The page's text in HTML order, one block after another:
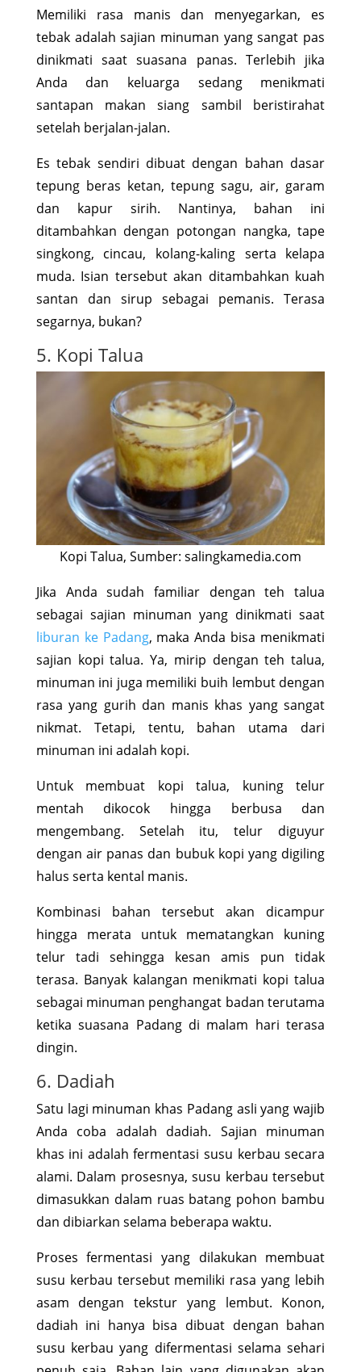
Memiliki rasa manis dan menyegarkan, es
tebak adalah sajian minuman yang sangat pas
dinikmati saat suasana panas. Terlebih jika
Anda dan keluarga sedang menikmati
santapan makan siang sambil beristirahat
setelah berjalan-jalan.
Es tebak sendiri dibuat dengan bahan dasar
tepung beras ketan, tepung sagu, air, garam
dan kapur sirih. Nantinya, bahan ini
ditambahkan dengan potongan nangka, tape
singkong, cincau, kolang-kaling serta kelapa
muda. Isian tersebut akan ditambahkan kuah
santan dan sirup sebagai pemanis. Terasa
segarnya, bukan?
5. Kopi Talua
Kopi Talua, Sumber: salingkamedia.com
Jika Anda sudah familiar dengan teh talua
sebagai sajian minuman yang dinikmati saat
liburan ke Padang, maka Anda bisa menikmati
sajian kopi talua. Ya, mirip dengan teh talua,
minuman ini juga memiliki buih lembut dengan
rasa yang gurih dan manis khas yang sangat
nikmat. Tetapi, tentu, bahan utama dari
minuman ini adalah kopi.
Untuk membuat kopi talua, kuning telur
mentah dikocok hingga berbusa dan
mengembang. Setelah itu, telur diguyur
dengan air panas dan bubuk kopi yang digiling
halus serta kental manis.
Kombinasi bahan tersebut akan dicampur
hingga merata untuk mematangkan kuning
telur tadi sehingga kesan amis pun tidak
terasa. Banyak kalangan menikmati kopi talua
sebagai minuman penghangat badan terutama
ketika suasana Padang di malam hari terasa
dingin.
6. Dadiah
Satu lagi minuman khas Padang asli yang wajib
Anda coba adalah dadiah. Sajian minuman
khas ini adalah fermentasi susu kerbau secara
alami. Dalam prosesnya, susu kerbau tersebut
dimasukkan dalam ruas batang pohon bambu
dan dibiarkan selama beberapa waktu.
Proses fermentasi yang dilakukan membuat
susu kerbau tersebut memiliki rasa yang lebih
asam dengan tekstur yang lembut. Konon,
dadiah ini hanya bisa dibuat dengan bahan
susu kerbau yang difermentasi selama sehari